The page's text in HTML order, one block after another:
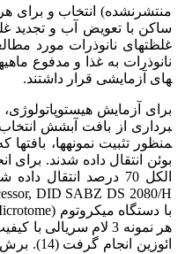
غلظت­های نانوذرات مورد
های آزمایشی قرار داشتند.
منظور تثبیت نمونه­ها،
بوئن انتقال داده شدند. برای
هر نمونه 3 لام